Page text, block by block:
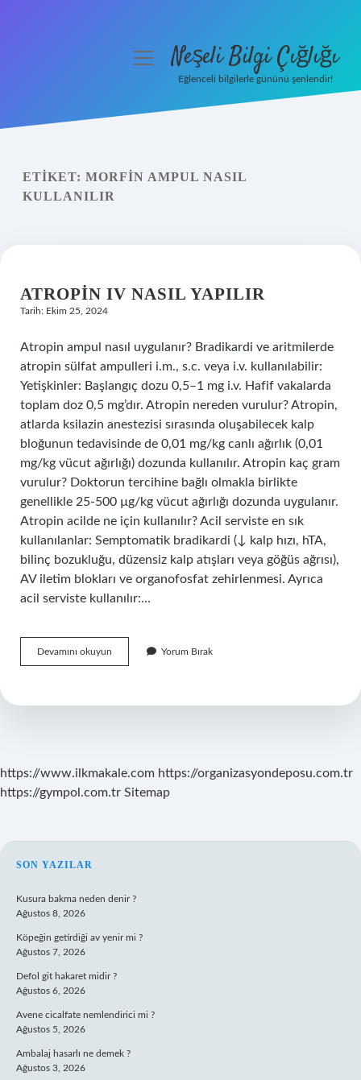
Yasal Uyarı
menüyüNeşeli Bilgi Çığlığı
Eğlenceli bilgilerle gününü şenlendir!
ETIKET: MORFIN AMPUL NASIL
KULLANILIR
ATROPIN IV NASIL YAPILIR
Tarih: Ekim 25, 2024
Atropin ampul nasıl uygulanır? Bradikardi ve aritmilerde
atropin sülfat ampulleri i.m., s.c. veya i.v. kullanılabilir:
Yetişkinler: Başlangıç ​​dozu 0,5–1 mg i.v. Hafif vakalarda
toplam doz 0,5 mg’dır. Atropin nereden vurulur? Atropin,
atlarda ksilazin anestezisi sırasında oluşabilecek kalp
bloğunun tedavisinde de 0,01 mg/kg canlı ağırlık (0,01
mg/kg vücut ağırlığı) dozunda kullanılır. Atropin kaç gram
vurulur? Doktorun tercihine bağlı olmakla birlikte
genellikle 25-500 µg/kg vücut ağırlığı dozunda uygulanır.
Atropin acilde ne için kullanılır? Acil serviste en sık
kullanılanlar: Semptomatik bradikardi (↓ kalp hızı, hTA,
bilinç bozukluğu, düzensiz kalp atışları veya göğüs ağrısı),
AV iletim blokları ve organofosfat zehirlenmesi. Ayrıca
acil serviste kullanılır:…
Devamını okuyun
Iv
Yorum Bırak
https://www.ilkmakale.com https://organizasyondeposu.com.tr
https://gympol.com.tr Sitemap
SIDEBAR
SON YAZILAR
Kusura bakma neden denir ?
Ağustos 8, 2026
Köpeğin getirdiği av yenir mi ?
Ağustos 7, 2026
Defol git hakaret midir ?
Ağustos 6, 2026
Avene cicalfate nemlendirici mi ?
Ağustos 5, 2026
Ambalaj hasarlı ne demek ?
Ağustos 3, 2026